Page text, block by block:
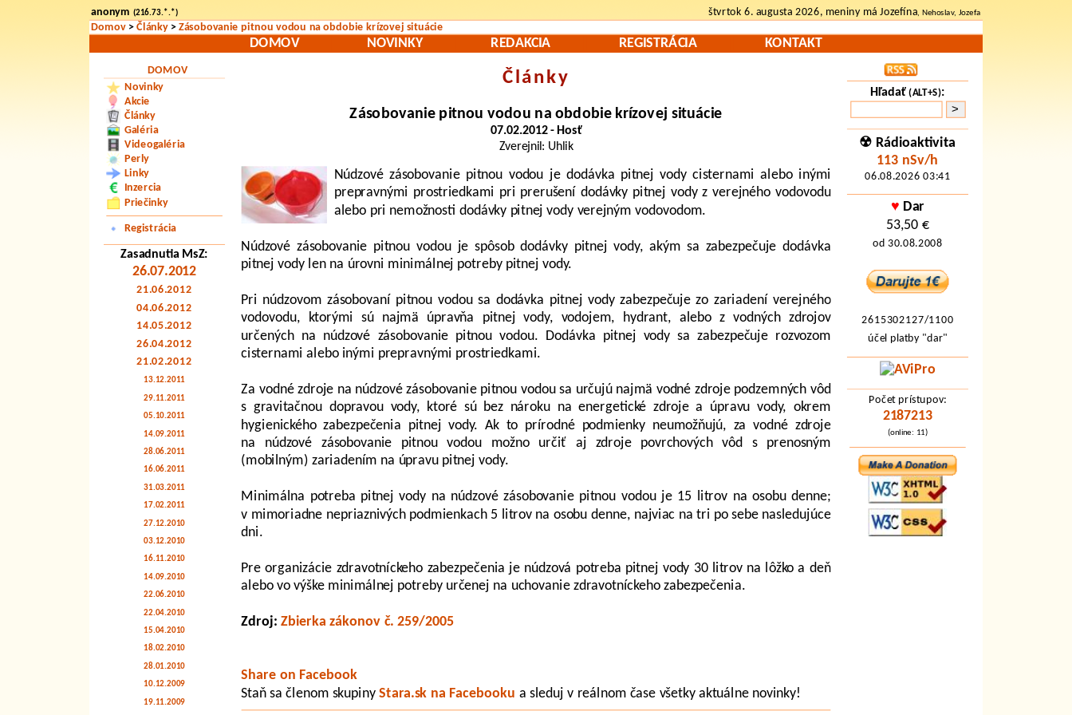
anonym (216.73.*.*) štvrtok 6. augusta 2026, meniny má Jozefína, Nehoslav, Jozefa
Domov>Články> Zásobovanie pitnou vodou na obdobie krízovej situácie
DOMOV NOVINKY REDAKCIA REGISTRÁCIA KONTAKT
DOMOV
Novinky
Akcie
Články
Galéria
Videogaléria
Perly
Linky
Inzercia
Priečinky
Registrácia
Zasadnutia MsZ:
26.07.2012
21.06.2012
04.06.2012
14.05.2012
26.04.2012
21.02.2012
13.12.2011
29.11.2011
05.10.2011
14.09.2011
28.06.2011
16.06.2011
31.03.2011
17.02.2011
27.12.2010
03.12.2010
16.11.2010
14.09.2010
22.06.2010
22.04.2010
15.04.2010
18.02.2010
28.01.2010
10.12.2009
19.11.2009
Hľadať(ALT+S):
☢ Rádioaktivita
113 nSv/h
06.08.2026 03:41
♥ Dar
53,50 €
od 30.08.2008
2615302127/1100
účel platby "dar"
Počet prístupov:
2187213
(online: 11)
Články
Zásobovanie pitnou vodou na obdobie krízovej situácie
07.02.2012 - Hosť
Zverejnil: Uhlik
Núdzové zásobovanie pitnou vodou je dodávka pitnej vody cisternami alebo inými
prepravnými prostriedkami pri prerušení dodávky pitnej vody z verejného vodovodu
alebo pri nemožnosti dodávky pitnej vody verejným vodovodom.
Núdzové zásobovanie pitnou vodou je spôsob dodávky pitnej vody, akým sa zabezpečuje dodávka
pitnej vody len na úrovni minimálnej potreby pitnej vody.
Pri núdzovom zásobovaní pitnou vodou sa dodávka pitnej vody zabezpečuje zo zariadení verejného
vodovodu, ktorými sú najmä úpravňa pitnej vody, vodojem, hydrant, alebo z vodných zdrojov
určených na núdzové zásobovanie pitnou vodou. Dodávka pitnej vody sa zabezpečuje rozvozom
cisternami alebo inými prepravnými prostriedkami.
Za vodné zdroje na núdzové zásobovanie pitnou vodou sa určujú najmä vodné zdroje podzemných vôd
s gravitačnou dopravou vody, ktoré sú bez nároku na energetické zdroje a úpravu vody, okrem
hygienického zabezpečenia pitnej vody. Ak to prírodné podmienky neumožňujú, za vodné zdroje
na núdzové zásobovanie pitnou vodou možno určiť aj zdroje povrchových vôd s prenosným
(mobilným) zariadením na úpravu pitnej vody.
Minimálna potreba pitnej vody na núdzové zásobovanie pitnou vodou je 15 litrov na osobu denne;
v mimoriadne nepriaznivých podmienkach 5 litrov na osobu denne, najviac na tri po sebe nasledujúce
dni.
Pre organizácie zdravotníckeho zabezpečenia je núdzová potreba pitnej vody 30 litrov na lôžko a deň
alebo vo výške minimálnej potreby určenej na uchovanie zdravotníckeho zabezpečenia.
Zdroj: Zbierka zákonov č. 259/2005
Share on Facebook
Staň sa členom skupiny Stara.sk na Facebooku a sleduj v reálnom čase všetky aktuálne novinky!